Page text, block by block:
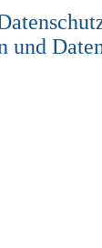
und